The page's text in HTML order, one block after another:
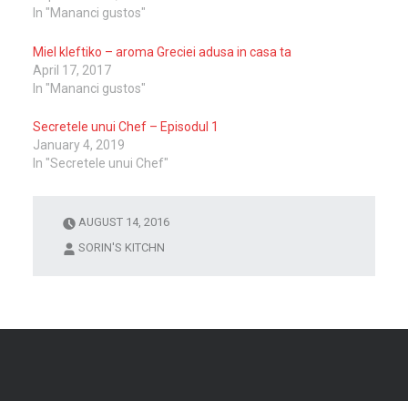
In "Mananci gustos"
Miel kleftiko – aroma Greciei adusa in casa ta
April 17, 2017
In "Mananci gustos"
Secretele unui Chef – Episodul 1
January 4, 2019
In "Secretele unui Chef"
AUGUST 14, 2016
SORIN'S KITCHN